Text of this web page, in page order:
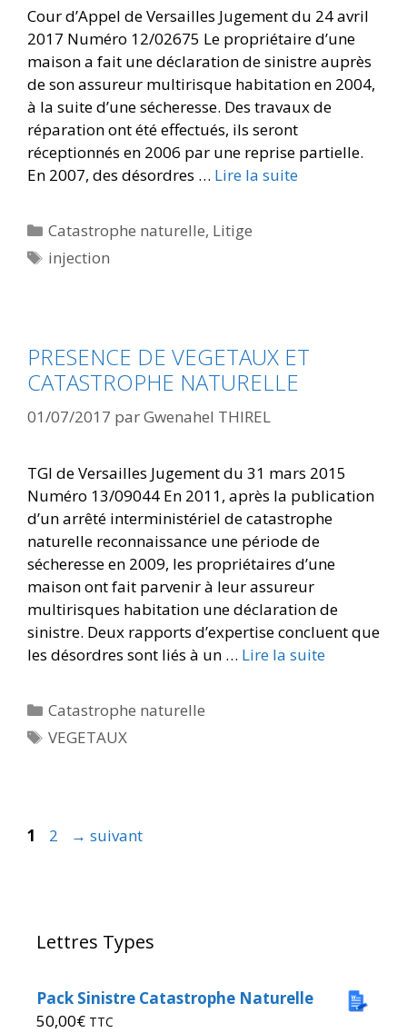
Cour d’Appel de Versailles Jugement du 24 avril
2017 Numéro 12/02675 Le propriétaire d’une
maison a fait une déclaration de sinistre auprès
de son assureur multirisque habitation en 2004,
à la suite d’une sécheresse. Des travaux de
réparation ont été effectués, ils seront
réceptionnés en 2006 par une reprise partielle.
En 2007, des désordres … Lire la suite
Catastrophe naturelle, Litige
injection
PRESENCE DE VEGETAUX ET
CATASTROPHE NATURELLE
01/07/2017 parGwenahel THIREL
TGI de Versailles Jugement du 31 mars 2015
Numéro 13/09044 En 2011, après la publication
d’un arrêté interministériel de catastrophe
naturelle reconnaissance une période de
sécheresse en 2009, les propriétaires d’une
maison ont fait parvenir à leur assureur
multirisques habitation une déclaration de
sinistre. Deux rapports d’expertise concluent que
les désordres sont liés à un … Lire la suite
Catastrophe naturelle
VEGETAUX
1 2 → suivant
Lettres Types
Pack Sinistre Catastrophe Naturelle
50,00€ TTC